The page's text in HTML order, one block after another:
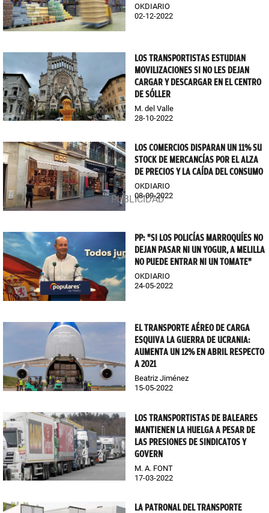
OKDIARIO
02-12-2022
LOS TRANSPORTISTAS ESTUDIAN
MOVILIZACIONES SI NO LES DEJAN
CARGAR Y DESCARGAR EN EL CENTRO
DE SÓLLER
M. del Valle
28-10-2022
LOS COMERCIOS DISPARAN UN 11% SU
STOCK DE MERCANCÍAS POR EL ALZA
DE PRECIOS Y LA CAÍDA DEL CONSUMO
OKDIARIO
08-09-2022
PP: "SI LOS POLICÍAS MARROQUÍES NO
DEJAN PASAR NI UN YOGUR, A MELILLA
NO PUEDE ENTRAR NI UN TOMATE"
OKDIARIO
24-05-2022
EL TRANSPORTE AÉREO DE CARGA
ESQUIVA LA GUERRA DE UCRANIA:
AUMENTA UN 12% EN ABRIL RESPECTO
A 2021
Beatriz Jiménez
15-05-2022
LOS TRANSPORTISTAS DE BALEARES
MANTIENEN LA HUELGA A PESAR DE
LAS PRESIONES DE SINDICATOS Y
GOVERN
M. A. FONT
17-03-2022
LA PATRONAL DEL TRANSPORTE